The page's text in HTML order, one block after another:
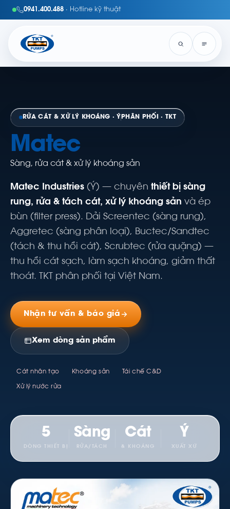
0941.400.488 · Hotline kỹ thuật
RỬA CÁT & XỬ LÝ KHOÁNG · Ý PHÂN PHỐI · TKT
Matec
Sàng, rửa cát & xử lý khoáng sản
Matec Industries (Ý) — chuyên thiết bị sàng
rung, rửa & tách cát, xử lý khoáng sản và ép
bùn (filter press). Dải Screentec (sàng rung),
Aggretec (sàng phân loại), Buctec/Sandtec
(tách & thu hồi cát), Scrubtec (rửa quặng) —
thu hồi cát sạch, làm sạch khoáng, giảm thất
thoát. TKT phân phối tại Việt Nam.
Nhận tư vấn & báo giá
Xem dòng sản phẩm
Cát nhân tạo Khoáng sản Tái chế C&D
Xử lý nước rửa
5
DÒNG THIẾT BỊ
Sàng
RỬA/TÁCH
Cát
& KHOÁNG
Ý
XUẤT XỨ